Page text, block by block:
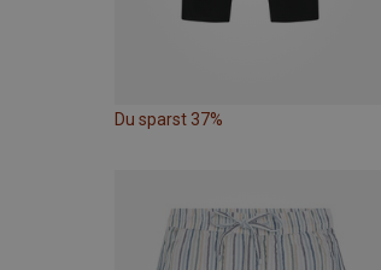
Du sparst 37%